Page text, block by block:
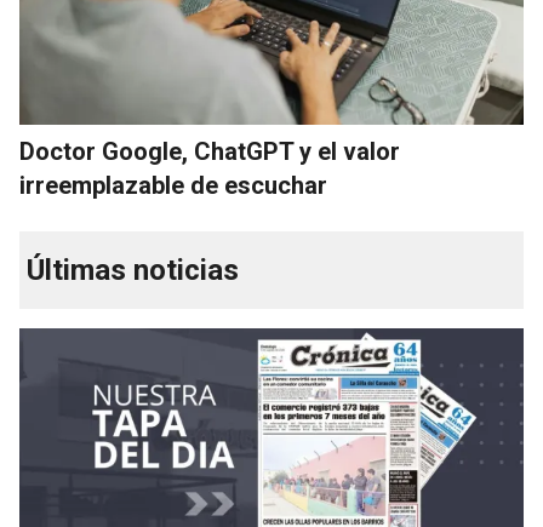
Doctor Google, ChatGPT y el valor
irreemplazable de escuchar
Últimas noticias